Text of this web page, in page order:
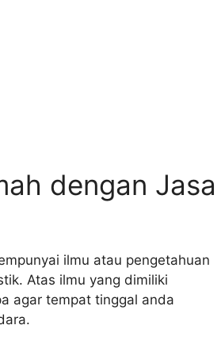
dengan Jasa
ilmu atau pengetahuan
Atas ilmu yang dimiliki
agar tempat tinggal anda